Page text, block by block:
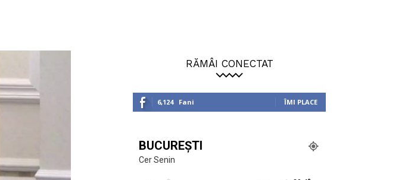
RĂMÂI CONECTAT
6,124 Fani ÎMI PLACE
BUCUREȘTI
Cer Senin